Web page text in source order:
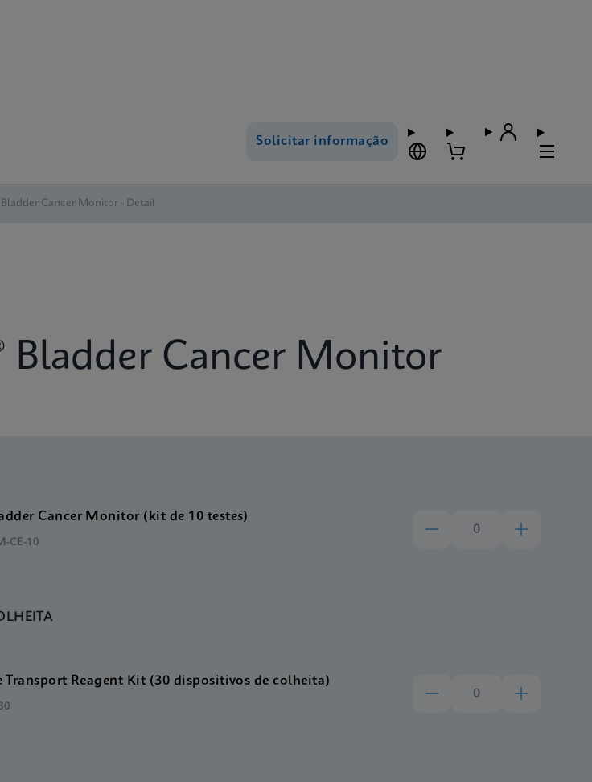
Solicitar informação
Bladder Cancer Monitor - Detail
Bladder Cancer Monitor
Cancer Monitor (kit de 10 testes)
CE-10
Transport Reagent Kit (30 dispositivos de colheita)